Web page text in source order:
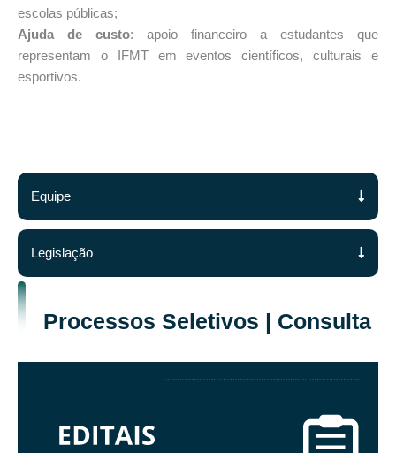
escolas públicas;
Ajuda de custo: apoio financeiro a estudantes que
representam o IFMT em eventos científicos, culturais e
esportivos.
Equipe
Legislação
Processos Seletivos | Consulta